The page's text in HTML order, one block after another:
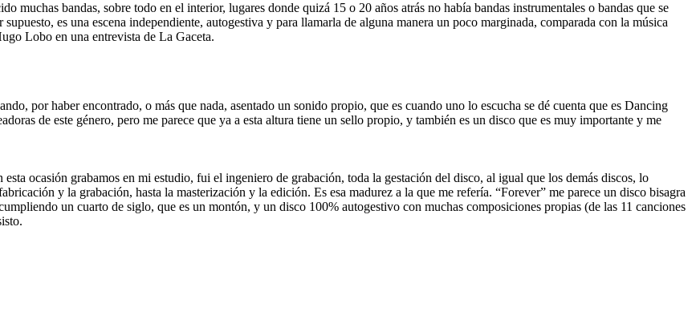
muchas bandas, sobre todo en el interior, lugares donde quizá 15 o 20 años atrás no había bandas instrumentales o bandas que se
supuesto, es una escena independiente, autogestiva y para llamarla de alguna manera un poco marginada, comparada con la música
Lobo en una entrevista de La Gaceta.
por haber encontrado, o más que nada, asentado un sonido propio, que es cuando uno lo escucha se dé cuenta que es Dancing
de este género, pero me parece que ya a esta altura tiene un sello propio, y también es un disco que es muy importante y me
ocasión grabamos en mi estudio, fui el ingeniero de grabación, toda la gestación del disco, al igual que los demás discos, lo
y la grabación, hasta la masterización y la edición. Es esa madurez a la que me refería. “Forever” me parece un disco bisagra
un cuarto de siglo, que es un montón, y un disco 100% autogestivo con muchas composiciones propias (de las 11 canciones